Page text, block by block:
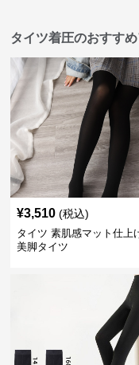
タイツ着圧のおすす
¥3,510 (税込)
タイツ 素肌感マット仕上
美脚タイツ